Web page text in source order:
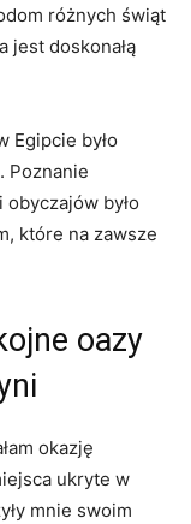
różnych świąt
jest ‌doskonałą
Egipcie było
Poznanie
było
⁤które na zawsze
oazy
okazję⁤
ukryte w
mnie swoim